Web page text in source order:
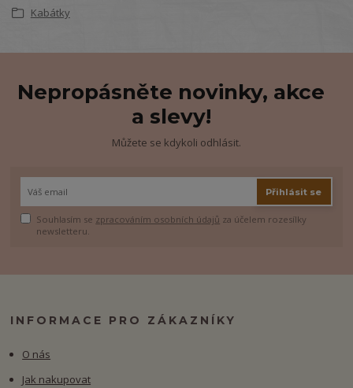
Kabátky
Nepropásněte novinky, akce
a slevy!
Můžete se kdykoli odhlásit.
Přihlásit se
Souhlasím se zpracováním osobních údajů za účelem rozesílky
newsletteru.
INFORMACE PRO ZÁKAZNÍKY
O nás
Jak nakupovat